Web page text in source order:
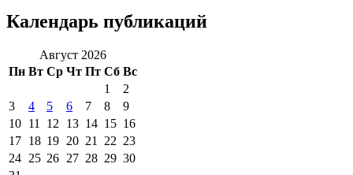
Календарь публикаций
Август 2026
Пн Вт Ср Чт Пт Сб Вс
1
2
3
4 5 6 7 8
9
10 11 12 13 14 15 16
17 18 19 20 21 22 23
24 25 26 27 28 29 30